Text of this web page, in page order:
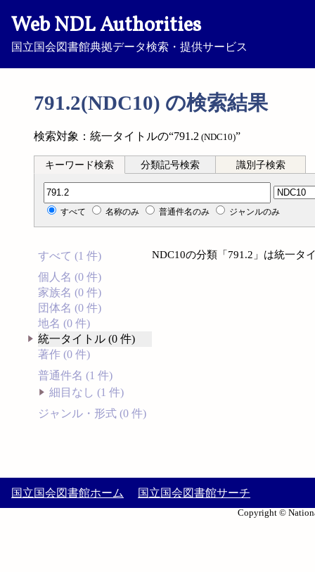
Web NDL Authorities
国立国会図書館典拠データ検索・提供サービス
791.2(NDC10) の検索結果
検索対象：統一タイトルの“791.2 (NDC10)”
キーワード検索 分類記号検索 識別子検索
分類記号検索
すべて 名称のみ 普通件名のみ ジャンルのみ
すべて (1 件)
個人名 (0 件)
家族名 (0 件)
団体名 (0 件)
地名 (0 件)
統一タイトル (0 件)
著作 (0 件)
普通件名 (1 件)
細目なし (1 件)
ジャンル・形式 (0 件)
NDC10の分類「791.2」は統一タ
国立国会図書館ホーム 国立国会図書館サーチ
Copyright ©